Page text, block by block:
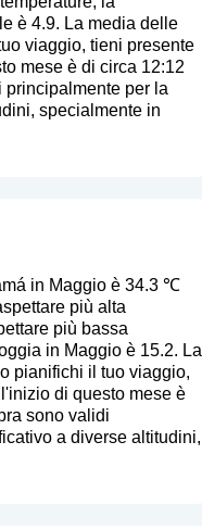
è 4.9. La media delle
viaggio, tieni presente
mese è di circa 12:12
principalmente per la
specialmente in
in Maggio è 34.3 ℃
più alta
più bassa
in Maggio è 15.2. La
pianifichi il tuo viaggio,
di questo mese è
sono validi
a diverse altitudini,